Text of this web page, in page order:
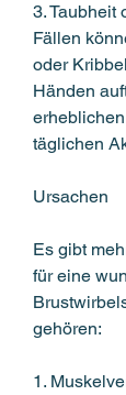
3. Taubheit
Fällen
oder
Händen
täglichen
Ursachen
Es gibt
für eine
gehören:
1.